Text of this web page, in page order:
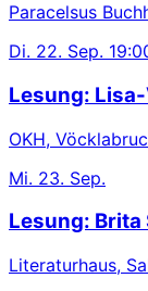
Paracelsus
Di. 22. Sep.
Lesung:
OKH,
Mi. 23. Sep.
Lesung: Brita
Literaturhaus,